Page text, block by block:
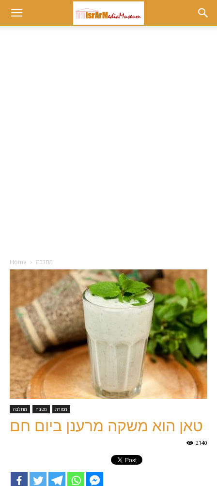
Museum
Home מחלבה
מחלבה מטבח מסורת
טאן הוא משקה מרענן ביום חם
2140